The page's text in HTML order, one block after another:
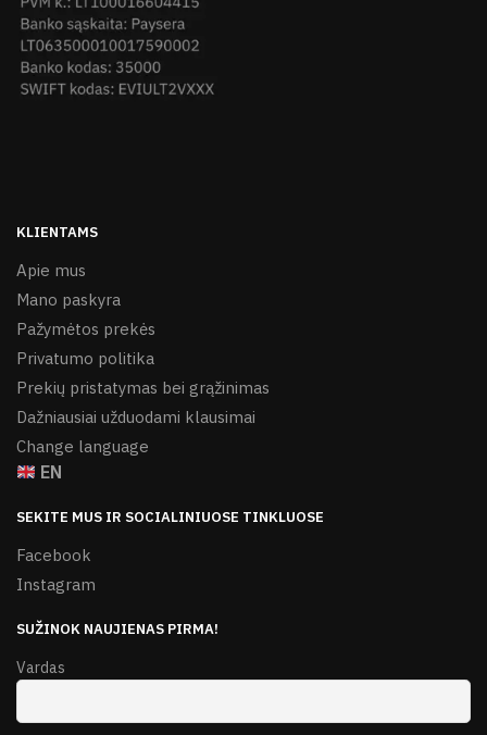
KLIENTAMS
Apie mus
Mano paskyra
Pažymėtos prekės
Privatumo politika
Prekių pristatymas bei grąžinimas
Dažniausiai užduodami klausimai
Change language
EN
SEKITE MUS IR SOCIALINIUOSE TINKLUOSE
Facebook
Instagram
SUŽINOK NAUJIENAS PIRMA!
Vardas